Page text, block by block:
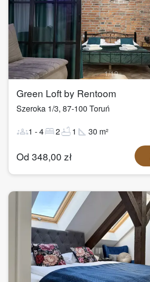
1/19
Green Loft by Rentoom
Szeroka 1/3, 87-100 Toruń
groups1 -4bed2bathtub1 square_foot 30 m²
Od 348,00 zł